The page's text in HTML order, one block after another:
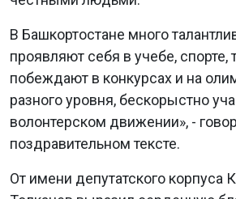
В Башкортостане много
проявляют себя в учебе, спорте,
побеждают в конкурсах и на
разного уровня, бескорыстно
волонтерском движении», -
поздравительном тексте.
От имени депутатского корпуса